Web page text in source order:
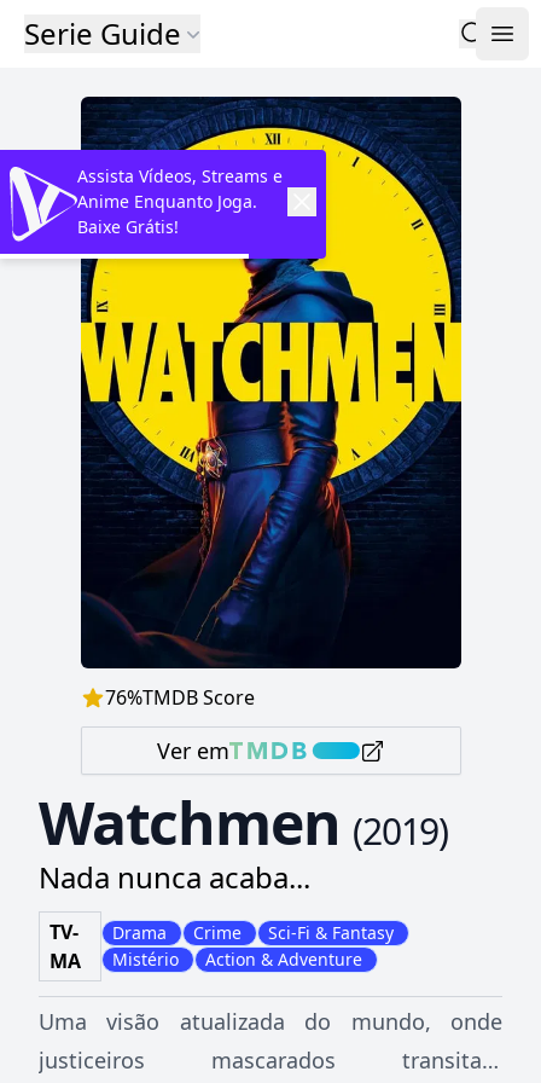
Serie Guide
76%TMDB Score
Ver em
Watchmen (2019)
Nada nunca acaba...
TV-
MA
Drama Crime
Sci-Fi & Fantasy
Mistério
Action & Adventure
Uma visão atualizada do mundo, onde
justiceiros mascarados transitam
Assista Vídeos, Streams e
Anime Enquanto Joga.
Baixe Grátis!